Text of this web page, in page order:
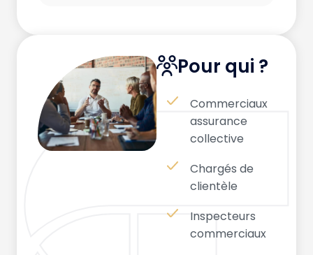
Pour qui ?
Commerciaux
assurance
collective
Chargés de
clientèle
Inspecteurs
commerciaux